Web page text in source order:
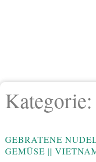
Kategorie:
GEBRATENE
GEMÜSE ||